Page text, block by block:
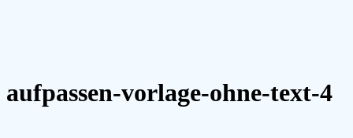
aufpassen-vorlage-ohne-text-4